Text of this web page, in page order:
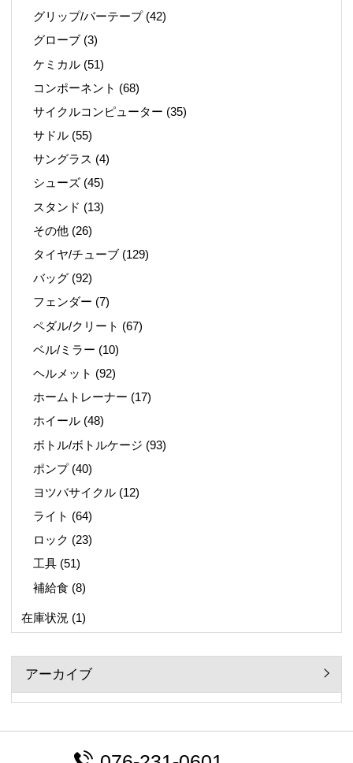
グリップ/バーテープ(42)
グローブ (3)
ケミカル (51)
コンポーネント (68)
サイクルコンピューター (35)
サドル (55)
サングラス (4)
シューズ (45)
スタンド (13)
その他 (26)
タイヤ/チューブ (129)
バッグ (92)
フェンダー (7)
ペダル/クリート (67)
ベル/ミラー (10)
ヘルメット (92)
ホームトレーナー (17)
ホイール (48)
ボトル/ボトルケージ (93)
ポンプ(40)
ヨツバサイクル (12)
ライト (64)
ロック (23)
工具 (51)
補給食 (8)
在庫状況 (1)
アーカイブ